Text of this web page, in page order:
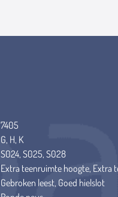
7405
G, H, K
S024, S025, S028
Extra teenruimte hoogte, Extra
Gebroken leest, Goed hielslot